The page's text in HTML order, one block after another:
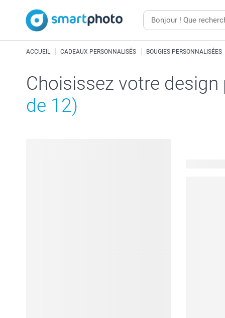
ACCUEIL CADEAUX PERSONNALISÉS BOUGIES PERSONNALISÉES
Choisissez votre
de 12)